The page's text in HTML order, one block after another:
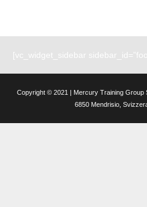
[vc_widget_sidebar
Copyright © 2021 | Mercury Training Group
6850 Mendrisio,